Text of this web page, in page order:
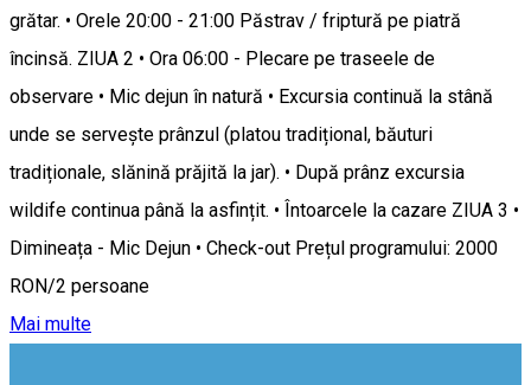
grătar. • Orele 20:00 - 21:00 Păstrav / friptură pe piatră
încinsă. ZIUA 2 • Ora 06:00 - Plecare pe traseele de
observare • Mic dejun în natură • Excursia continuă la stână
unde se servește prânzul (platou tradițional, băuturi
tradiționale, slănină prăjită la jar). • După prânz excursia
wildife continua până la asfințit. • Întoarcele la cazare ZIUA 3 •
Dimineața - Mic Dejun • Check-out Prețul programului: 2000
RON/2 persoane
Mai multe